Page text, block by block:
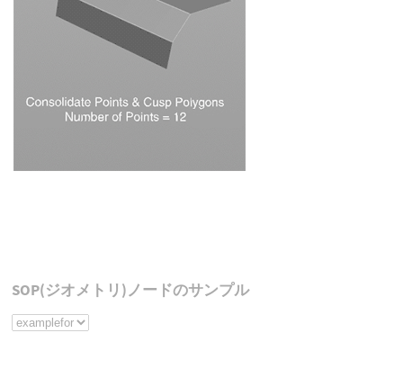
SOP(ジオメトリ)ノードのサンプル